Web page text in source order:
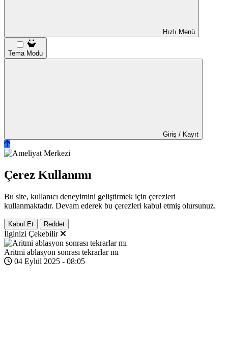
Hızlı Menü
Tema Modu
Giriş / Kayıt
Çerez Kullanımı
Bu site, kullanıcı deneyimini geliştirmek için çerezleri
kullanmaktadır. Devam ederek bu çerezleri kabul etmiş olursunuz.
Kabul Et Reddet
İlginizi Çekebilir
Aritmi ablasyon sonrası tekrarlar mı
04 Eylül 2025 - 08:05